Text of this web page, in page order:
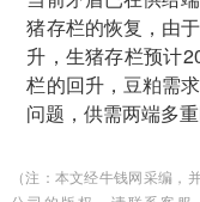
猪存栏的恢复，由
升，生猪存栏预计
栏的回升，豆粕需
问题，供需两端多
（注：本文经牛钱网采编